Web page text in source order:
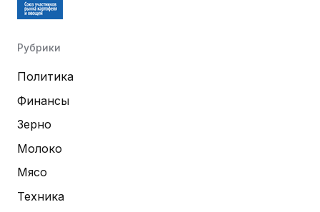
Рубрики
Политика
Финансы
Зерно
Молоко
Мясо
Техника